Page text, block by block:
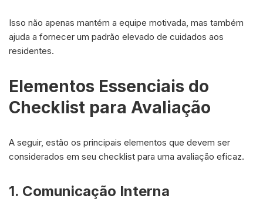
Isso não apenas mantém a equipe motivada, mas também
ajuda a fornecer um padrão elevado de cuidados aos
residentes.
Elementos Essenciais do
Checklist para Avaliação
A seguir, estão os principais elementos que devem ser
considerados em seu checklist para uma avaliação eficaz.
1. Comunicação Interna